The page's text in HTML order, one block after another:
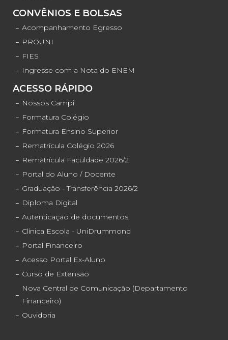
CONVÊNIOS E BOLSAS
Acompanhamento Egresso
PROUNI
FIES
Ingresse com a Nota do ENEM
ACESSO RÁPIDO
Nossos Campi
Formatura Colégio
Formatura Ensino Superior
Rematrícula Colégio 2026
Rematrícula Faculdade 2026/2
Portal do Aluno / Docente
Graduação - Transferência 2026/2
Diploma Digital
Autenticação de documentos
Clínica Escola - UniDrummond
Portal Financeiro
Acesso Portal Ex-Aluno
Curso de Extensão
Nova Central de Comunicação (Departamento
Financeiro)
Ouvidoria